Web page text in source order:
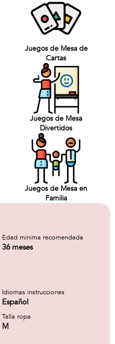
Juegos de Mesa de
Cartas
Juegos de Mesa
Divertidos
Juegos de Mesa en
Familia
Edad minima recomendada
36 meses
Idiomas instrucciones
Español
Talla ropa
M